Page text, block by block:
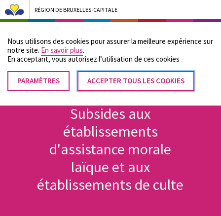
Nous utilisons des cookies pour assurer la meilleure expérience sur
notre site. En savoir plus.
En acceptant, vous autorisez lʼutilisation de ces cookies
PARAMÈTRES ACCEPTER TOUS LES COOKIES
RETIRER
LE
RÉGION DE BRUXELLES-CAPITALE
Bruxelles Pouvoirs Locaux - Aller à la page d'accueil
Menu
Fil
d'Ariane
Accueil
Subsides aux
établissements
d'assistance morale
laïque et aux
établissements de culte